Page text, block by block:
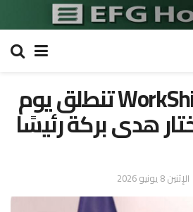
قمة 2026 WorkShift تنطلق يوم
هدى بركة رئيسًا
الإثنين 8 يونيو 2026